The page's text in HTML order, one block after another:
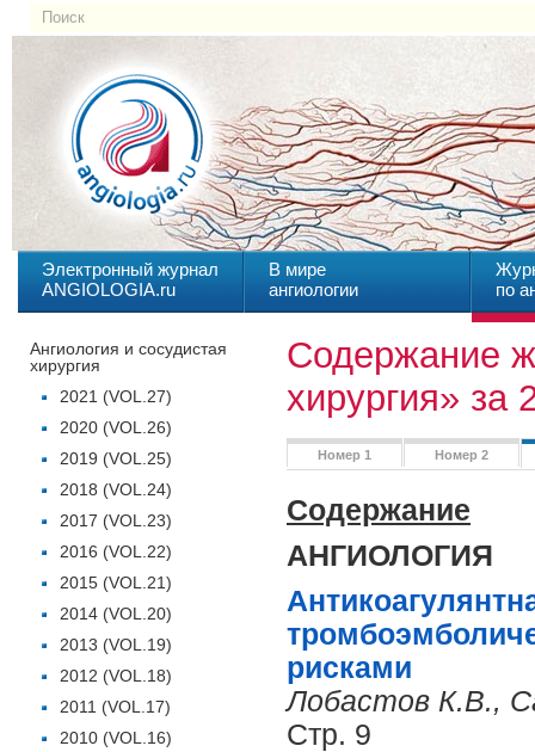
Электронный журнал
ANGIOLOGIA.ru
В мире
ангиологии
по
Содержание
хирургия» за
Номер 1 Номер 2
Содержание
АНГИОЛОГИЯ
рисками
Лобастов К.В.,
Стр. 9
Ангиология и сосудистая
хирургия
2021 (VOL.27)
2020 (VOL.26)
2019 (VOL.25)
2018 (VOL.24)
2017 (VOL.23)
2016 (VOL.22)
2015 (VOL.21)
2014 (VOL.20)
2013 (VOL.19)
2012 (VOL.18)
2011 (VOL.17)
2010 (VOL.16)